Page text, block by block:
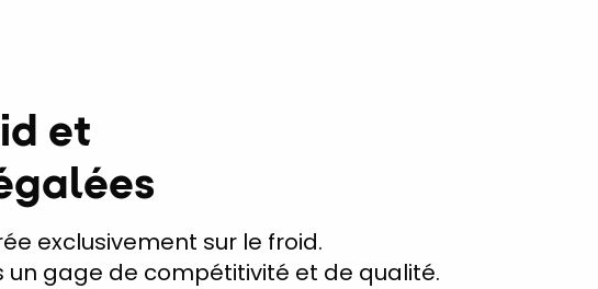
et
exclusivement sur le froid.
gage de compétitivité et de qualité.